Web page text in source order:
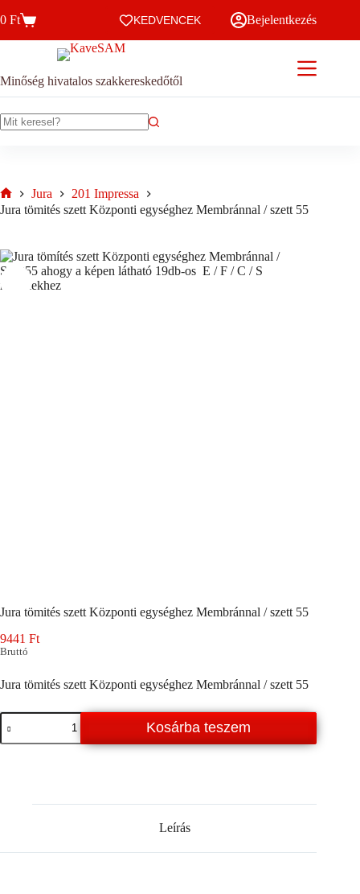
to
Kosár
0 Ft KEDVENCEK Bejelentkezés
Minőség hivatalos szakkereskedőtől
Home
Jura
201 Impressa
Jura tömités szett Központi egységhez Membránnal / szett 55
Jura tömités szett Központi egységhez Membránnal / szett 55
9441 Ft
Bruttó
Jura tömités szett Központi egységhez Membránnal / szett 55
Jura
tömités
szett
Kosárba teszem
Leírás